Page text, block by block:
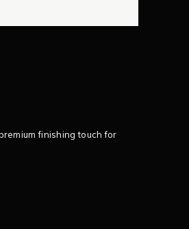
finishing touch for